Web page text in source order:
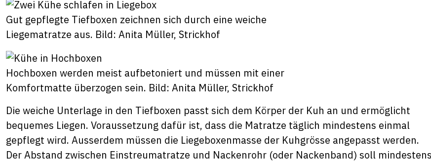
Gut gepflegte Tiefboxen zeichnen sich durch eine weiche
Liegematratze aus. Bild: Anita Müller, Strickhof
Hochboxen werden meist aufbetoniert und müssen mit einer
Komfortmatte überzogen sein. Bild: Anita Müller, Strickhof
Die weiche Unterlage in den Tiefboxen passt sich dem Körper der Kuh an und ermöglicht
bequemes Liegen. Voraussetzung dafür ist, dass die Matratze täglich mindestens einmal
gepflegt wird. Ausserdem müssen die Liegeboxenmasse der Kuhgrösse angepasst werden.
Der Abstand zwischen Einstreumatratze und Nackenrohr (oder Nackenband) soll mindestens